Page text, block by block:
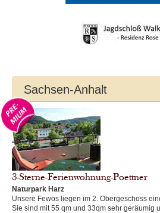
Sachsen-Anhalt
3-Sterne-Ferienwohnung-Poettner
Naturpark Harz
Unsere Fewos liegen im 2. Obergeschoss
Sie sind mit 55 qm und 33qm sehr geräumig